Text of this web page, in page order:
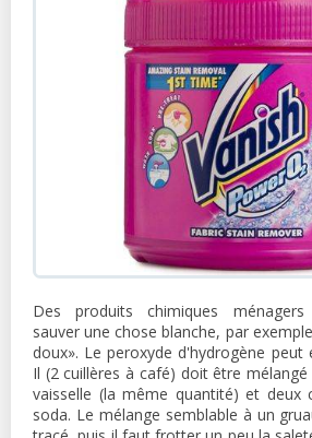
Des produits chimiques
sauver une chose blanche, par
doux». Le peroxyde d'hydrogène peut
Il (2 cuillères à café) doit être
vaisselle (la même quantité) et deux
soda. Le mélange semblable à un